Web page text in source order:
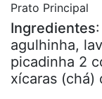
Prato Principal
Ingredientes
agulhinha,
picadinha 2
xícaras (chá)